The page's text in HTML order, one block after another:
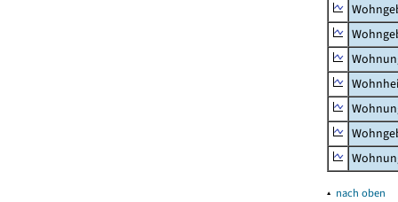
▴ nach oben